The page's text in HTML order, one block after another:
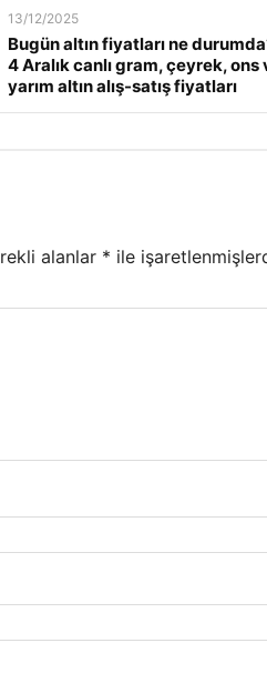
13/12/2025
Bugün altın fiyatları ne
4 Aralık canlı gram, çeyrek, ons
yarım altın alış-satış fiyatları
alanlar * ile